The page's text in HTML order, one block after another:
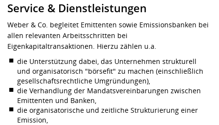
Service & Dienstleistungen
Weber & Co. begleitet Emittenten sowie Emissionsbanken bei
allen relevanten Arbeitsschritten bei
Eigenkapitaltransaktionen. Hierzu zählen u.a.
die Unterstützung dabei, das Unternehmen strukturell
und organisatorisch "börsefit" zu machen (einschließlich
gesellschaftsrechtliche Umgründungen),
die Verhandlung der Mandatsvereinbarungen zwischen
Emittenten und Banken,
die organisatorische und zeitliche Strukturierung einer
Emission,